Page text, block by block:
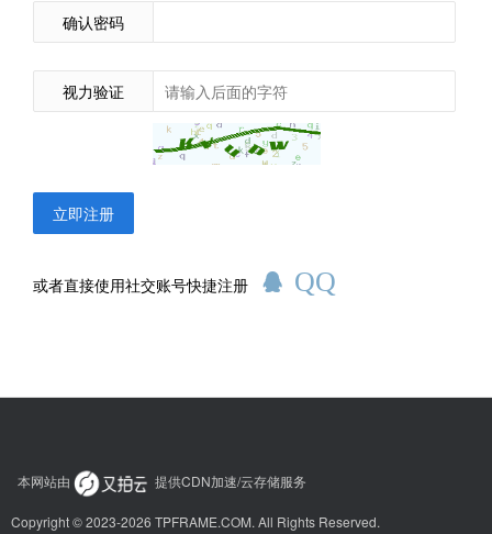
确认密码
视力验证
立即注册
或者直接使用社交账号快捷注册 QQ
本网站由 提供CDN加速/云存储服务
Copyright © 2023-2026 TPFRAME.COM. All Rights Reserved.